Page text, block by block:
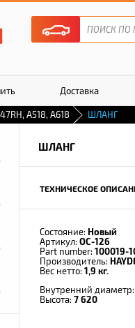
Доставка
A518, A618 ШЛАНГ
ШЛАНГ
ТЕХНИЧЕСКОЕ
Состояние: Новый
Артикул: OC-126
Part number: 100019-
Производитель:
Вес нетто: 1,9 кг.
Внутренний
Высота: 7 620